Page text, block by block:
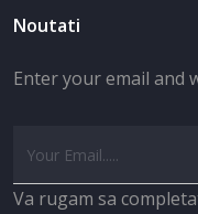
Noutati
Enter your email and
Va rugam sa